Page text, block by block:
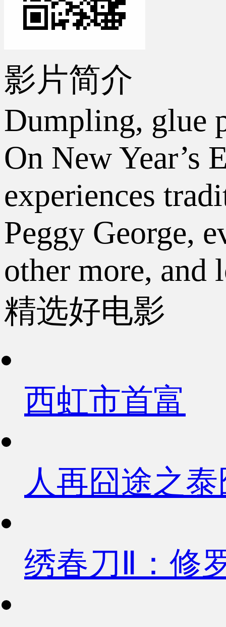
影片简介
Dumpling, glue
On New Year’s
experiences
Peggy George,
other more,
精选好电影
西虹市首富
人再囧途之
绣春刀Ⅱ：修